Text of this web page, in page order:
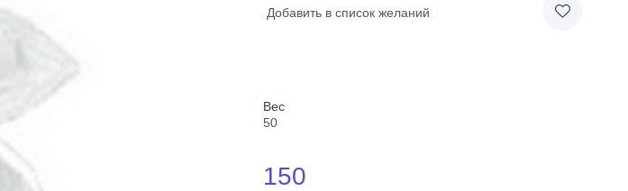
Добавить в список желаний
Вес
50
150